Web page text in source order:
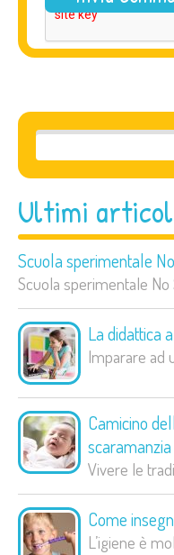
Ultimi
Scuola sperimentale
Scuola sperimentale
La didattica
Imparare ad
Camicino
scaramanzia
Vivere le
Come
L’igiene è